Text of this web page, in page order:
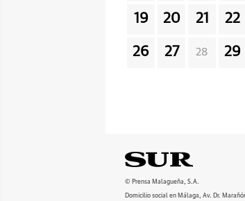
19 20 21 22
26 27 28 29
© Prensa Malagueña, S.A.
Domicilio social en Málaga, Av. Dr.